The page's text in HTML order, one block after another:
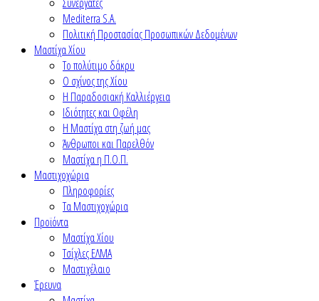
Mediterra S.A.
Πολιτική Προστασίας Προσωπικών Δεδομένων
Μαστίχα Χίου
Το πολύτιμο δάκρυ
Ο σχίνος της Χίου
Η Παραδοσιακή Καλλιέργεια
Ιδιότητες και Οφέλη
Η Μαστίχα στη ζωή μας
Άνθρωποι και Παρελθόν
Μαστίχα η Π.Ο.Π.
Μαστιχοχώρια
Πληροφορίες
Τα Μαστιχοχώρια
Προϊόντα
Μαστίχα Χίου
Τσίχλες ΕΛΜΑ
Μαστιχέλαιο
Έρευνα